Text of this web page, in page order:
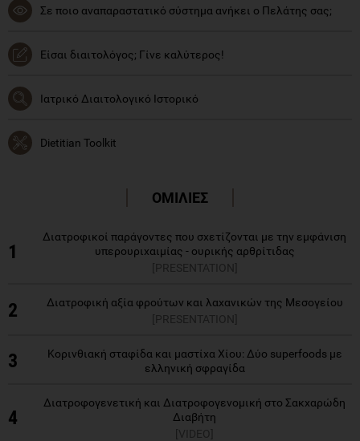
Σε ποιο αναπαραστατικό σύστημα ανήκει ο Πελάτης σας;
Είσαι διαιτολόγος; Γίνε καλύτερος!
Ιατρικό Διαιτολογικό Ιστορικό
Dietitian Toolkit
ΟΜΙΛΙΕΣ
1
Διατροφικοί παράγοντες που σχετίζονται με την εμφάνιση
υπερουριχαιμίας - ουρικής αρθρίτιδας
[PRESENTATION]
2
Διατροφική αξία φρούτων και λαχανικών της Μεσογείου
[PRESENTATION]
3
Κορινθιακή σταφίδα και μαστίχα Χίου: Δύο superfoods με
ελληνική σφραγίδα
4
Διατροφογενετική και Διατροφογενομική στο Σακχαρώδη
Διαβήτη
[VIDEO]